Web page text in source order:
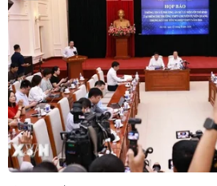
Thứ trưởng Bộ Ngoại giao Tô
trợ kịp thời mà Romania dành cho
phần thiết thực vào công cuộc
COVID-19, vốn đang diễn biến